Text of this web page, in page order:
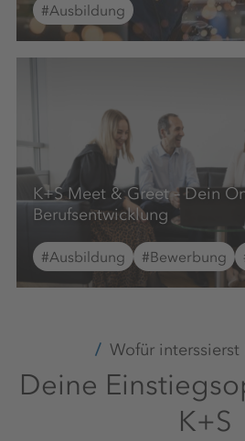
#Ausbildung
K+S Meet & Greet – Dein
Berufsentwicklung
#Ausbildung #Bewerbung
Wofür interssierst
Deine
K+S